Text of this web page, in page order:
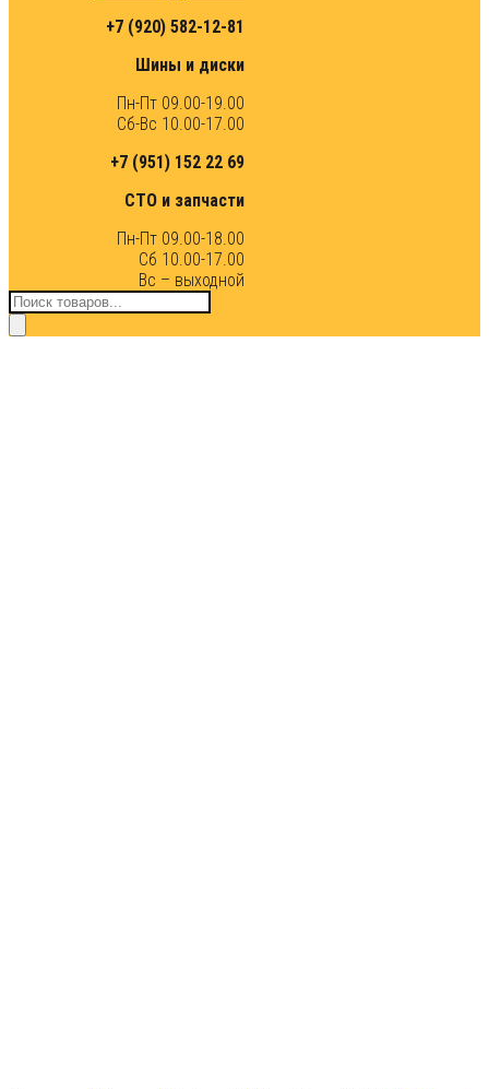
+7 (920) 582-12-81
Шины и диски
Пн-Пт 09.00-19.00
Сб-Вс 10.00-17.00
+7 (951) 152 22 69
СТО и запчасти
Пн-Пт 09.00-18.00
Сб 10.00-17.00
Вс – выходной
Поиск
товаров